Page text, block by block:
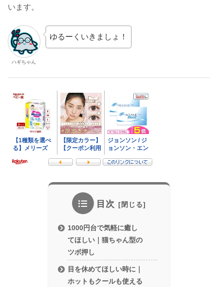
います。
ハギちゃん
ゆるーくいきましょ！
目次
1000円台で気軽に癒し
てほしい｜猫ちゃん型の
ツボ押し
目を休めてほしい時に｜
ホットもクールも使える